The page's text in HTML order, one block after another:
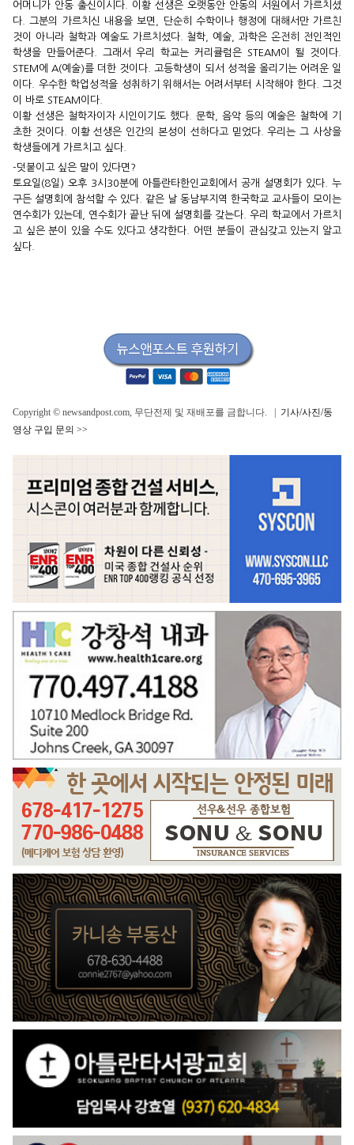
어머니가 안동 출신이시다. 이황 선생은 오랫동안 안동의 서원에 서 가르치셨
다. 그분의 가르치신 내용을 보면, 단순히 수학이나 행정에 대해서만 가르친
것이 아니라 철학과 예술도 가르치셨다. 철학, 예술, 과학은 온전히 전인적인
학생을 만들어준다. 그래서 우리 학교는 커리큘럼은 STEAM이 될 것이다.
STEM에 A(예술)를 더한 것이다. 고등학생이 되서 성적을 올리기는 어려운 일
이다. 우수한 학업성적을 성취하기 위해서는 어려서부터 시작해야 한다. 그것
이 바로 STEAM이다.
이황 선생은 철학자이자 시인이기도 했다. 문학, 음악 등의 예술은 철학에 기
초한 것이다. 이황 선생은 인간의 본성이 선하다고 믿었다. 우리는 그 사상을
학생들에게 가르치고 싶다.
-덧붙이고 싶은 말이 있다면?
토요일(8일) 오후 3시30분에 아틀란타한인교회에서 공개 설명회가 있다. 누
구든 설명회에 참석할 수 있다. 같은 날 동남부지역 한국학교 교사들이 모이는
연수회가 있는데, 연수회가 끝난 뒤에 설명 회를 갖는다. 우리 학교에서 가르치
고 싶은 분이 있을 수도 있다고 생각한다. 어떤 분들이 관심갖고 있는지 알고
싶다.
Copyright © newsandpost.com, 무단전제 및 재배포를 금합니다. | 기사/사진/동
영상 구입 문의 >>